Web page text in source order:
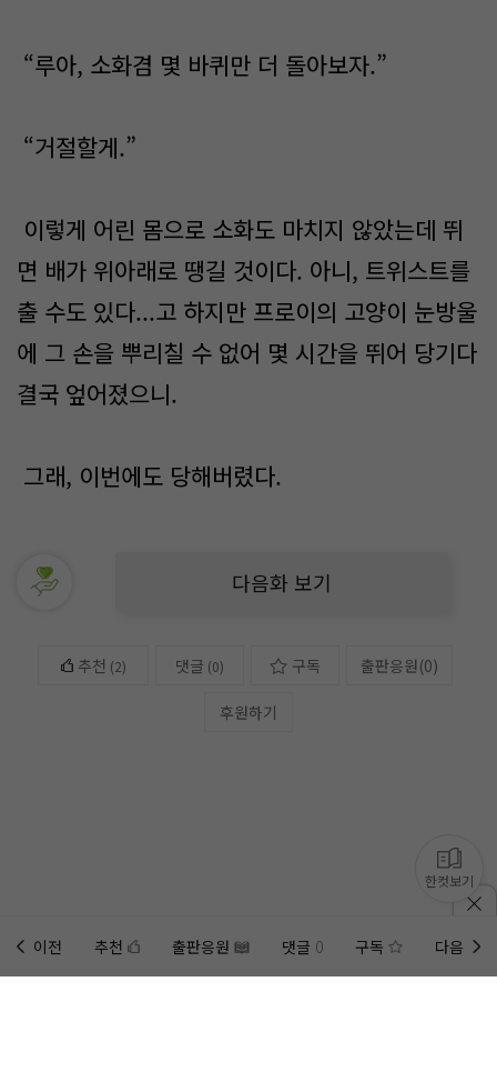
“루아, 소화겸 몇 바퀴만 더 돌아보자.”
“거절할게.”
이렇게 어린 몸으로 소화도 마치지 않았는데 뛰
면 배가 위아래로 땡길 것이다. 아니, 트위스트를
출 수도 있다...고 하지만 프로이의 고양이 눈방울
에 그 손을 뿌리칠 수 없어 몇 시간을 뛰어 당기다
결국 엎어졌으니.
그래, 이번에도 당해버렸다.
다음화 보기
추천 (2) 댓글 (0) 구독 출판응원(0)
후원하기
이전 추천 출판응원 댓글 0 구독 다음
한컷보기
홈에미노벨 웹추가하기 미노벨 앱설치하기